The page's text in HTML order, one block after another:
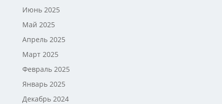
Июнь 2025
Май 2025
Апрель 2025
Март 2025
Февраль 2025
Январь 2025
Декабрь 2024